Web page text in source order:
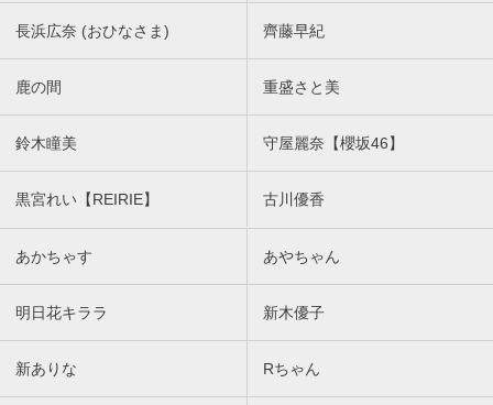
長浜広奈 (おひなさま) 齊藤早紀
鹿の間 重盛さと美
鈴木瞳美 守屋麗奈【櫻坂46】
黒宮れい【REIRIE】 古川優香
あかちゃす あやちゃん
明日花キララ 新木優子
新ありな Rちゃん